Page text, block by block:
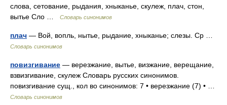
слова, сетование, рыдания, хныканье, скулеж, плач, стон,
вытье Сло …
Словарь синонимов
плач — Вой, вопль, нытье, рыдание, хныканье; слезы. Ср …
Словарь синонимов
повизгивание — верезжание, вытье, визжание, верещание,
взвизгивание, скулеж Словарь русских синонимов.
повизгивание сущ., кол во синонимов: 7 • верезжание (7) • …
Словарь синонимов